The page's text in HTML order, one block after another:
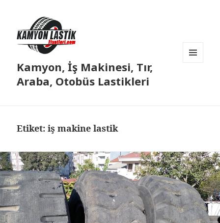
Kamyon, İş Makinesi, Tır,
Araba, Otobüs Lastikleri
Etiket:iş makine lastik